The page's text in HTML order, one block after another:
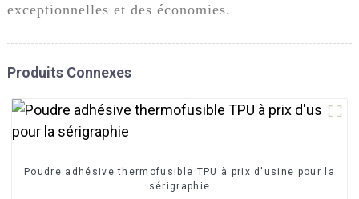
exceptionnelles et des économies.
Produits Connexes
Poudre adhésive thermofusible TPU à prix d'usine pour la
sérigraphie